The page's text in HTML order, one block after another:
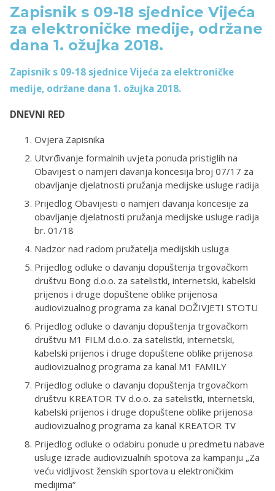
Zapisnik s 09-18 sjednice Vijeća
za elektroničke medije, održane
dana 1. ožujka 2018.
Zapisnik s 09-18 sjednice Vijeća za elektroničke
medije, održane dana 1. ožujka 2018.
DNEVNI RED
Ovjera Zapisnika
Utvrđivanje formalnih uvjeta ponuda pristiglih na
Obavijest o namjeri davanja koncesija broj 07/17 za
obavljanje djelatnosti pružanja medijske usluge radija
Prijedlog Obavijesti o namjeri davanja koncesije za
obavljanje djelatnosti pružanja medijske usluge radija
br. 01/18
Nadzor nad radom pružatelja medijskih usluga
Prijedlog odluke o davanju dopuštenja trgovačkom
društvu Bong d.o.o. za satelistki, internetski, kabelski
prijenos i druge dopuštene oblike prijenosa
audiovizualnog programa za kanal DOŽIVJETI STOTU
Prijedlog odluke o davanju dopuštenja trgovačkom
društvu M1 FILM d.o.o. za satelistki, internetski,
kabelski prijenos i druge dopuštene oblike prijenosa
audiovizualnog programa za kanal M1 FAMILY
Prijedlog odluke o davanju dopuštenja trgovačkom
društvu KREATOR TV d.o.o. za satelistki, internetski,
kabelski prijenos i druge dopuštene oblike prijenosa
audiovizualnog programa za kanal KREATOR TV
Prijedlog odluke o odabiru ponude u predmetu nabave
usluge izrade audiovizualnih spotova za kampanju „Za
veću vidljivost ženskih sportova u elektroničkim
medijima“